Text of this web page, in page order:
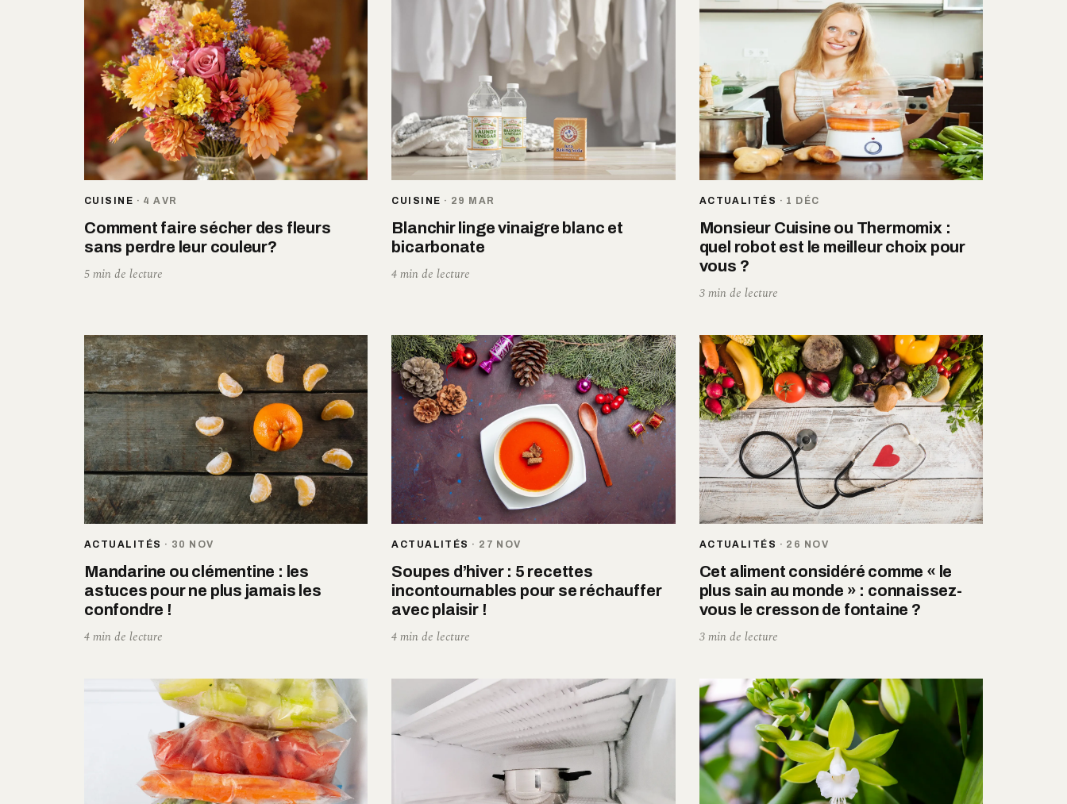
CUISINE · 4 AVR
Comment faire sécher des fleurs
sans perdre leur couleur?
5 min de lecture
CUISINE · 29 MAR
Blanchir linge vinaigre blanc et
bicarbonate
4 min de lecture
ACTUALITÉS · 1 DÉC
Monsieur Cuisine ou Thermomix :
quel robot est le meilleur choix pour
vous ?
3 min de lecture
ACTUALITÉS · 30 NOV
Mandarine ou clémentine : les
astuces pour ne plus jamais les
confondre !
4 min de lecture
ACTUALITÉS · 27 NOV
Soupes d’hiver : 5 recettes
incontournables pour se réchauffer
avec plaisir !
4 min de lecture
ACTUALITÉS · 26 NOV
Cet aliment considéré comme « le
plus sain au monde » : connaissez-
vous le cresson de fontaine ?
3 min de lecture